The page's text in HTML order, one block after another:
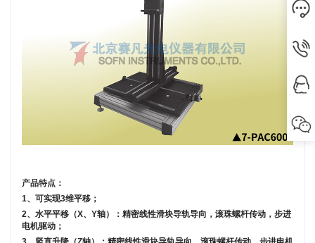
产品特点：
1、可实现3维平移；
2、水平平移（X、Y轴）：精密线性滑块导轨导向，滚珠螺杆传动，步进
电机驱动；